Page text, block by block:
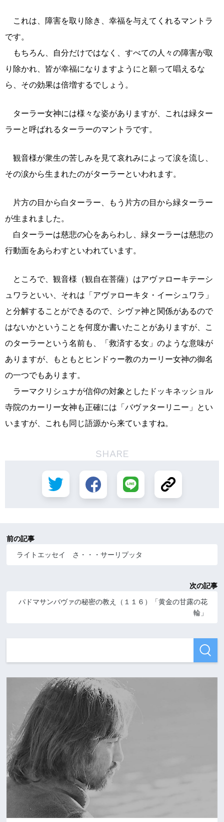
これは、障害を取り除き、幸福を与えてくれるマントラ
です。
もちろん、自分だけではなく、すべての人々の障害が取
り除かれ、皆が幸福になりますようにと願って唱えるな
ら、その効果は倍増するでしょう。
ターラー女神には様々な姿がありますが、これは緑ター
ラーと呼ばれるターラーのマントラです。
観音様が衆生の苦しみを見て哀れみによって涙を流し、
その涙から生まれたのがターラーといわれます。
片方の目から白ターラー、もう片方の目から緑ターラー
が生まれました。
白ターラーは慈悲の心をあらわし、緑ターラーは慈悲の
行動面をあらわすといわれています。
ところで、観音様（観自在菩薩）はアヴァローキテーシ
ュワラといい、それは「アヴァローキタ・イーシュワラ」
と分解することができるので、シヴァ神と関係があるので
はないかということを何度か書いたことがありますが、こ
のターラーという名前も、「救済する女」のような意味が
ありますが、もともとヒンドゥー教のカーリー女神の御名
の一つでもあります。
ラーマクリシュナが信仰の対象としたドッキネッショル
寺院のカーリー女神も正確には「バヴァターリニー」とい
いますが、これも同じ語源から来ていますね。
SHARE
前の記事
ライトエッセイ さ・・・サーリプッタ
次の記事
パドマサンバヴァの秘密の教え（１１６）「黄金の甘露の花
輪」